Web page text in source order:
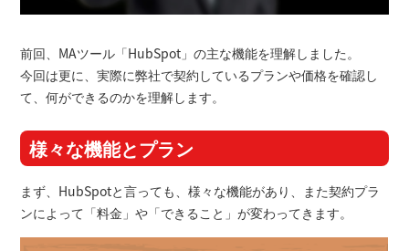
前回、MAツール「HubSpot」の主な機能を理解しました。
今回は更に、実際に弊社で契約しているプランや価格を確認し
て、何ができるのかを理解します。
様々な機能とプラン
まず、HubSpotと言っても、様々な機能があり、また契約プラ
ンによって「料金」や「できること」が変わってきます。